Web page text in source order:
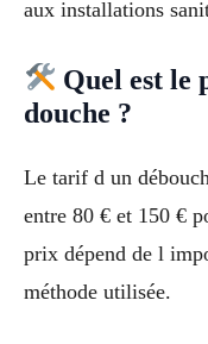
aux installations
Quel est le
douche ?
Le tarif d un
entre 80 € et 150 €
prix dépend de l
méthode utilisée.